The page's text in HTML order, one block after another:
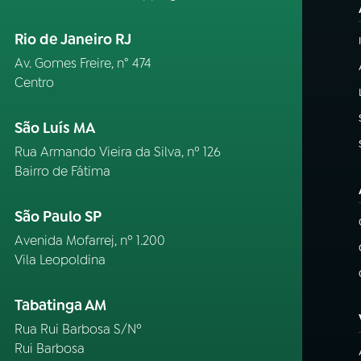
Rio de Janeiro RJ
Av. Gomes Freire, n° 474
Centro
São Luís MA
Rua Armando Vieira da Silva, nº 126
Bairro de Fátima
São Paulo SP
Avenida Mofarrej, nº 1.200
Vila Leopoldina
Tabatinga AM
Rua Rui Barbosa S/Nº
Rui Barbosa